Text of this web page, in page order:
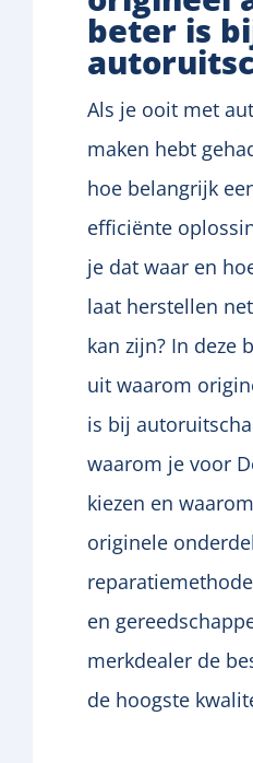
beter is
Als je ooit met
maken hebt
hoe belangrijk
efficiënte
je dat waar en
laat herstellen
kan zijn? In deze
uit waarom
is bij
waarom je voor
kiezen en
originele
en
merkdealer de
de hoogste